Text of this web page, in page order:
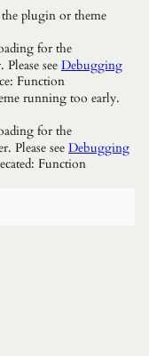
plugin or theme
for the
see Debugging
Function
running too early.
for the
Please see Debugging
Function